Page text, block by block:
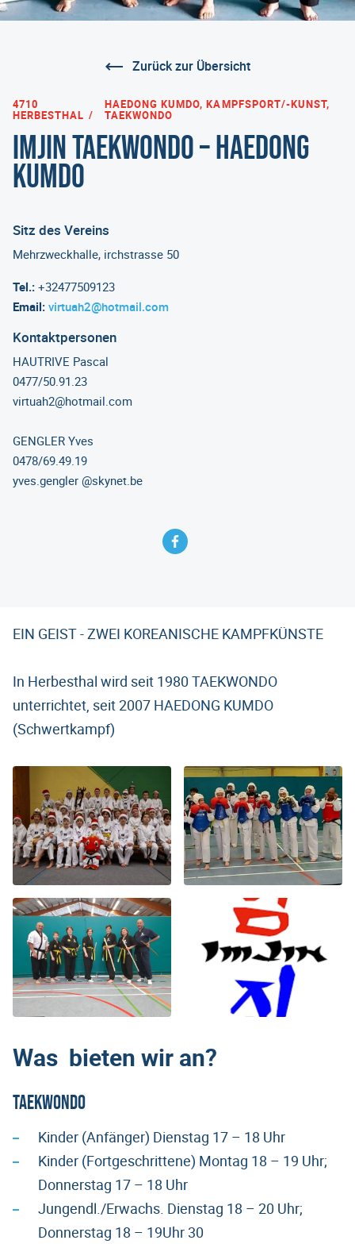
Zurück zur Übersicht
4710
HERBESTHAL
HAEDONG KUMDO, KAMPFSPORT/-KUNST,
TAEKWONDO
IMJIN Taekwondo – Haedong
Kumdo
Sitz des Vereins
Mehrzweckhalle, irchstrasse 50
Tel.: +32477509123
Email: virtuah2@hotmail.com
Kontaktpersonen
HAUTRIVE Pascal
0477/50.91.23
virtuah2@hotmail.com
GENGLER Yves
0478/69.49.19
yves.gengler @skynet.be
EIN GEIST - ZWEI KOREANISCHE KAMPFKÜNSTE
In Herbesthal wird seit 1980 TAEKWONDO
unterrichtet, seit 2007 HAEDONG KUMDO
(Schwertkampf)
Was bieten wir an?
TAEKWONDO
Kinder (Anfänger) Dienstag 17 – 18 Uhr
Kinder (Fortgeschrittene) Montag 18 – 19 Uhr;
Donnerstag 17 – 18 Uhr
Jungendl./Erwachs. Dienstag 18 – 20 Uhr;
Donnerstag 18 – 19Uhr 30